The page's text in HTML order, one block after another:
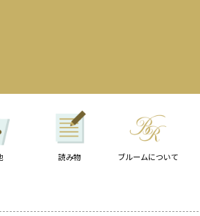
読み物 ブルームについて